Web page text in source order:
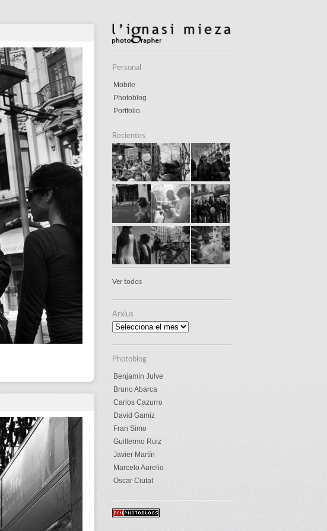
Personal
Mobile
Photoblog
Portfolio
Recientes
Ver todos
Arxius
Arxius
Photoblog
Benjamín Julve
Bruno Abarca
Carlos Cazurro
David Gamiz
Fran Simo
Guillermo Ruiz
Javier Martín
Marcelo Aurelio
Oscar Ciutat